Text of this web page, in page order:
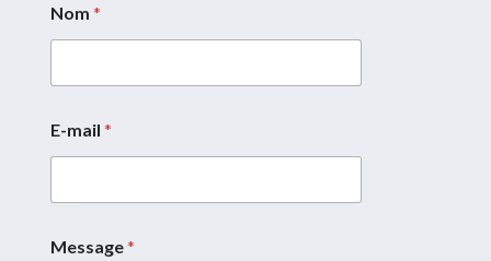
C
o
r
i
*
Nom *
E-mail *
Message*